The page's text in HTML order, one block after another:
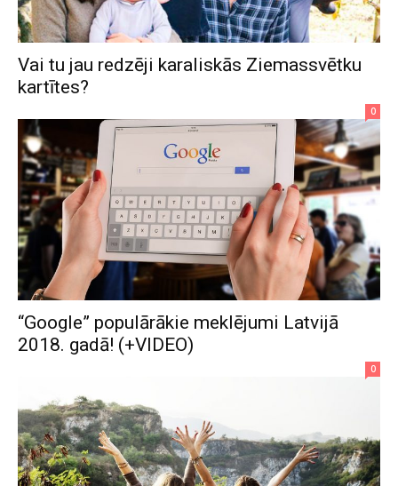
Vai tu jau redzēji karaliskās Ziemassvētku
kartītes?
0
“Google” populārākie meklējumi Latvijā
2018. gadā! (+VIDEO)
0